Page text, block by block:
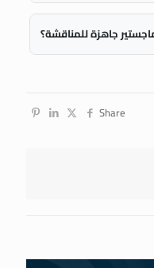
تجاوز نسبة الاقتباس
الصياغة اللغوية.
جاهزة للمناقشة؟
Share